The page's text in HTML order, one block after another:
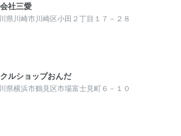
社三愛
県川崎市川崎区小田２丁目１７－２８
ルショップおんだ
県横浜市鶴見区市場富士見町６－１０